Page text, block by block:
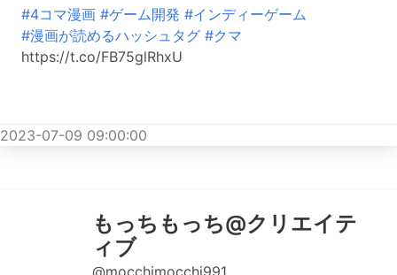
#4コマ漫画 #ゲーム開発 #インディーゲーム
#漫画が読めるハッシュタグ #クマ
https://t.co/FB75glRhxU
2023-07-09 09:00:00
もっちもっち@クリエイテ
ィブ
@mocchimocchi991